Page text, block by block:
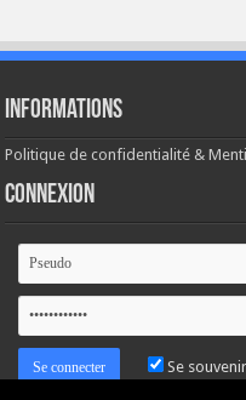
Informations
Politique de confidentialité &
Connexion
Se